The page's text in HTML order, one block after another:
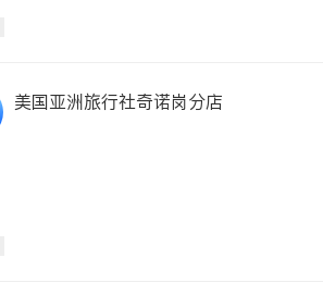
美国亚洲旅行社奇诺岗分店